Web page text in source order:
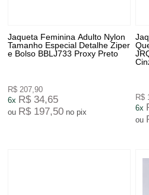
Jaqueta Feminina Adulto Nylon
Tamanho Especial Detalhe Ziper
e Bolso BBLJ733 Proxy Preto
R$ 207,90
6x R$ 34,65
ou R$ 197,50 no pix
R$
6x
ou